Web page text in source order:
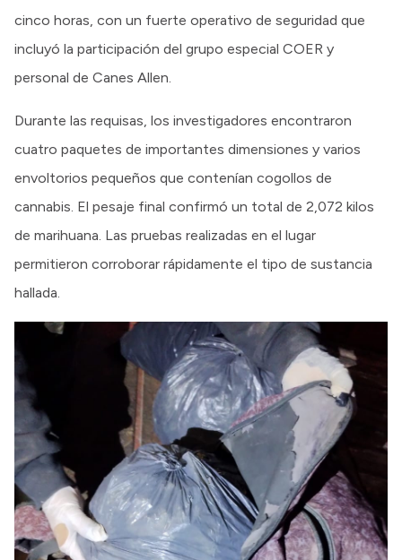
cinco horas, con un fuerte operativo de seguridad que
incluyó la participación del grupo especial COER y
personal de Canes Allen.
Durante las requisas, los investigadores encontraron
cuatro paquetes de importantes dimensiones y varios
envoltorios pequeños que contenían cogollos de
cannabis. El pesaje final confirmó un total de 2,072 kilos
de marihuana. Las pruebas realizadas en el lugar
permitieron corroborar rápidamente el tipo de sustancia
hallada.